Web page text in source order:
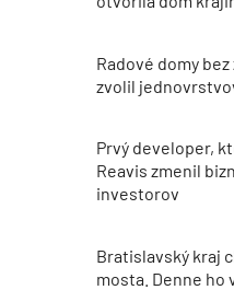
Radové domy
zvolil
Prvý developer,
Reavis zmenil
investorov
Bratislavský kraj
mosta. Denne ho